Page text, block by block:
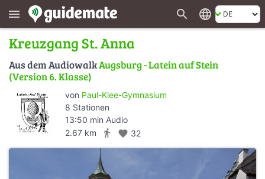
menu search language
Kreuzgang St. Anna
Aus dem AudiowalkAugsburg - Latein auf Stein
(Version 6. Klasse)
von Paul-Klee-Gymnasium
8 Stationen
13:50 min Audio
2.67 km
directions_walk favorite 32